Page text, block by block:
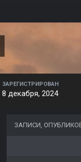
ЗАРЕГИСТРИРОВАН
8 декабря, 2024
ЗАПИСИ,